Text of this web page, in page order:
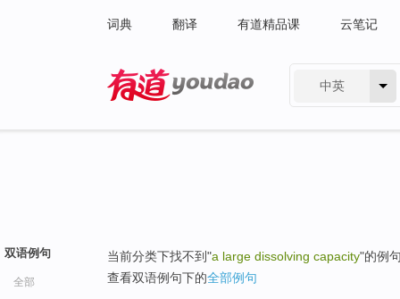
词典 翻译 有道精品课 云笔记
中英
双语例句
全部
当前分类下找不到"a large dissolving capacity"的例
查看双语例句下的全部例句